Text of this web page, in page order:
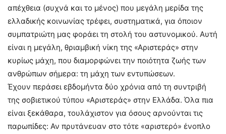
απέχθεια (συχνά και το μένος) που μεγάλη μερίδα της
ελλαδικής κοινωνίας τρέφει, συστηματικά, για όποιον
συμπατριώτη μας φοράει τη στολή του αστυνομικού. Αυτή
είναι η μεγάλη, θριαμβική νίκη της «Αριστεράς» στην
κυρίως μάχη, που διαμορφώνει την ποιότητα ζωής των
ανθρώπων σήμερα: τη μάχη των εντυπώσεων.
Έχουν περάσει εβδομήντα δύο χρόνια από τη συντριβή
της σοβιετικού τύπου «Αριστεράς» στην Ελλάδα. Όλα πια
είναι ξεκάθαρα, τουλάχιστον για όσους αρνούνται τις
παρωπίδες: Αν πρυτάνευαν στο τότε «αριστερό» ένοπλο